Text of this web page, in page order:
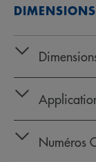
DIMENSIONS
Numéros